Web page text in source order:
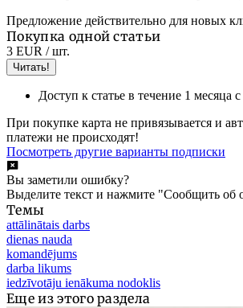
Предложение действительно для новых
Покупка одной статьи
3 EUR / шт.
Читать!
Доступ к статье в течение 1 месяца
При покупке карта не привязывается и
платежи не происходят!
Посмотреть другие варианты подписки
Вы заметили ошибку?
Выделите текст и нажмите "Сообщить об
Темы
attālinātais darbs
dienas nauda
komandējums
darba likums
iedzīvotāju ienākuma nodoklis
Еще из этого раздела